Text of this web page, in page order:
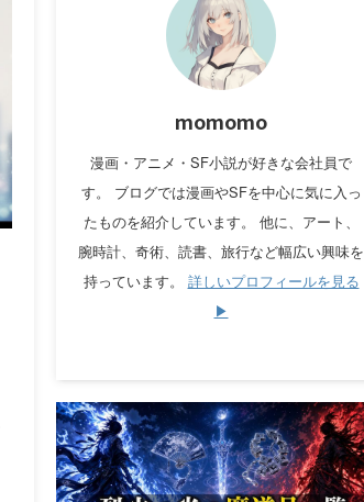
momomo
漫画・アニメ・SF小説が好きな会社員で
す。 ブログでは漫画やSFを中心に気に入っ
たものを紹介しています。 他に、アート、
腕時計、奇術、読書、旅行など幅広い興味を
持っています。 詳しいプロフィールを見る
▶